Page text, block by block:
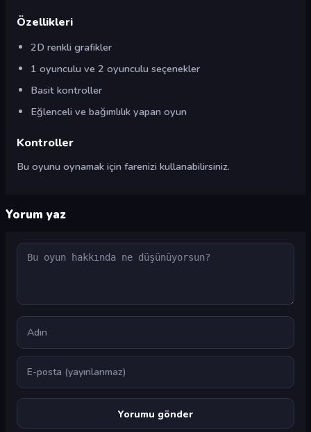
Özellikleri
2D renkli grafikler
1 oyunculu ve 2 oyunculu seçenekler
Basit kontroller
Eğlenceli ve bağımlılık yapan oyun
Kontroller
Bu oyunu oynamak için farenizi kullanabilirsiniz.
Yorum yaz
Yorum
Ad
E-posta